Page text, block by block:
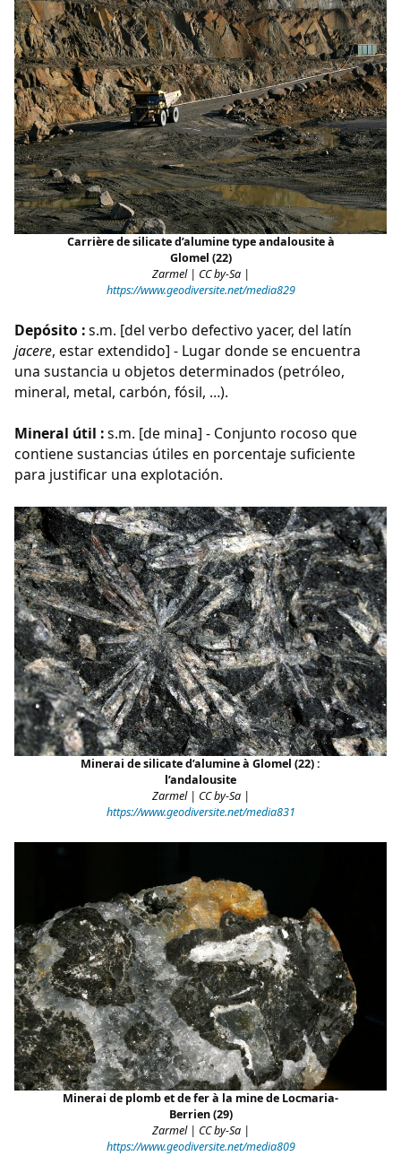
Carrière de silicate d’alumine type andalousite à
Glomel (22)
Zarmel | CC by-Sa |
https://www.geodiversite.net/media829
Depósito :s.m. [del verbo defectivo yacer, del latín
jacere, estar extendido] - Lugar donde se encuentra
una sustancia u objetos determinados (petróleo,
mineral, metal, carbón, fósil, …).
Mineral útil :s.m. [de mina] - Conjunto rocoso que
contiene sustancias útiles en porcentaje suficiente
para justificar una explotación.
Minerai de silicate d’alumine à Glomel (22) :
l’andalousite
Zarmel | CC by-Sa |
https://www.geodiversite.net/media831
Minerai de plomb et de fer à la mine de Locmaria-
Berrien (29)
Zarmel | CC by-Sa |
https://www.geodiversite.net/media809